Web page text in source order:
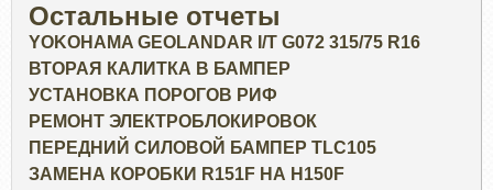
Остальные отчеты
YOKOHAMA GEOLANDAR I/T G072 315/75 R16
ВТОРАЯ КАЛИТКА В БАМПЕР
УСТАНОВКА ПОРОГОВ РИФ
РЕМОНТ ЭЛЕКТРОБЛОКИРОВОК
ПЕРЕДНИЙ СИЛОВОЙ БАМПЕР TLC105
ЗАМЕНА КОРОБКИ R151F НА H150F